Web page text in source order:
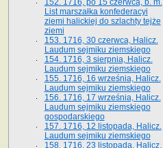
152. 1716, po 15 czerwca, b. m.
List marszałka konfederacyi
ziemi halickiej do szlachty tejże
ziemi
153. 1716, 30 czerwca, Halicz.
Laudum sejmiku ziemskiego
154. 1716, 3 sierpnia, Halicz.
Laudum sejmiku ziemskiego
155. 1716, 16 września, Halicz.
Laudum sejmiku ziemskiego
156. 1716, 17 września, Halicz.
Laudum sejmiku ziemskiego
gospodarskiego
157. 1716, 12 listopada, Halicz.
Laudum sejmiku ziemskiego
158. 1716, 23 listopada, Halicz.